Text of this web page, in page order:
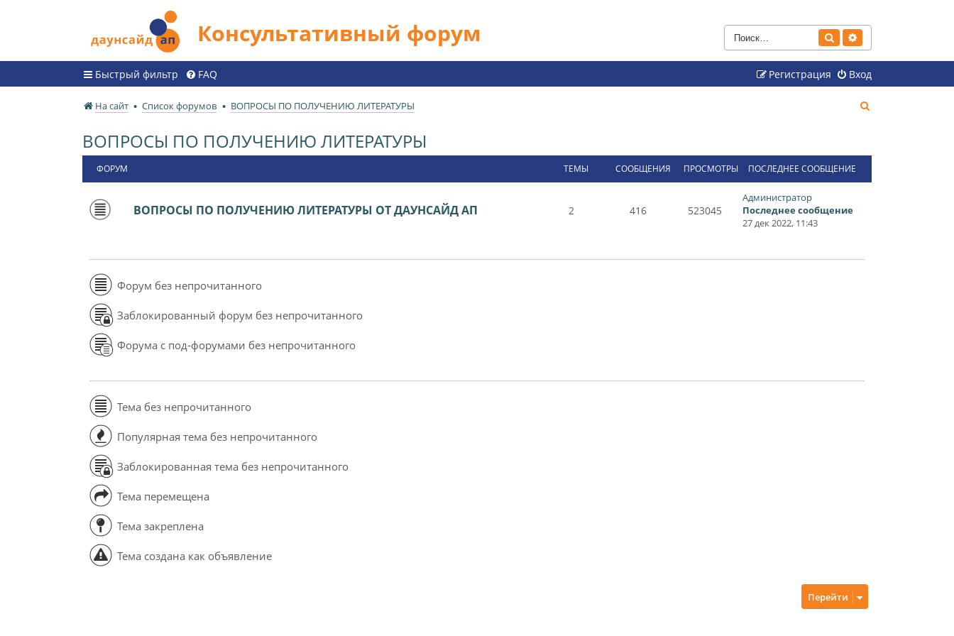
Консультативный форум Поиск
Быстрый фильтр FAQ Вход
Регистрация
На сайт Список форумов ВОПРОСЫ ПО ПОЛУЧЕНИЮ ЛИТЕРАТУРЫ
с
ВОПРОСЫ ПО ПОЛУЧЕНИЮ ЛИТЕРАТУРЫ
ФОРУМ ТЕМЫ СООБЩЕНИЯ ПРОСМОТРЫ ПОСЛЕДНЕЕ СООБЩЕНИЕ
ВОПРОСЫ ПО ПОЛУЧЕНИЮ ЛИТЕРАТУРЫ ОТ ДАУНСАЙД АП 2 416 523045
Администратор
Последнее сообщение
27 дек 2022, 11:43
Форум без непрочитанного
Заблокированный форум без непрочитанного
Форума с под-форумами без непрочитанного
Тема без непрочитанного
Популярная тема без непрочитанного
Заблокированная тема без непрочитанного
Тема перемещена
Тема закреплена
Тема создана как объявление
Перейти